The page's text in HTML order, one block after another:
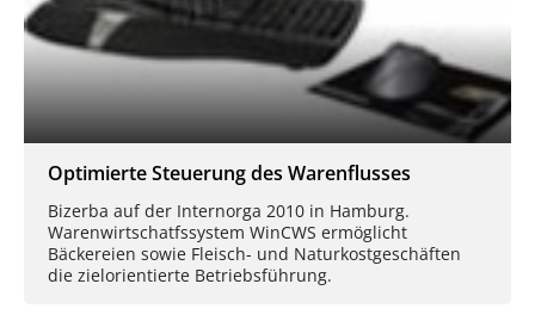
Optimierte Steuerung des Warenflusses
Bizerba auf der Internorga 2010 in Hamburg.
Warenwirtschatfssystem WinCWS ermöglicht
Bäckereien sowie Fleisch- und Naturkostgeschäften
die zielorientierte Betriebsführung.